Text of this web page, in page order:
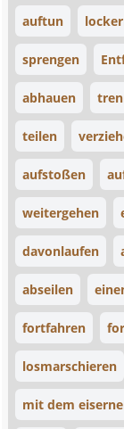
auftun
sprengen
abhauen
teilen
aufstoßen
weitergehen
davonlaufen
abseilen
fortfahren
losmarschieren
mit dem